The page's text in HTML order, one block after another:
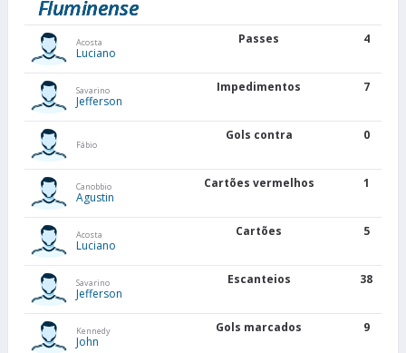
Fluminense
Acosta
Luciano
Passes 4
Savarino
Jefferson
Impedimentos 7
Fábio
Gols contra 0
Canobbio
Agustin
Cartões vermelhos 1
Acosta
Luciano
Cartões 5
Savarino
Jefferson
Escanteios 38
Kennedy
John
Gols marcados 9